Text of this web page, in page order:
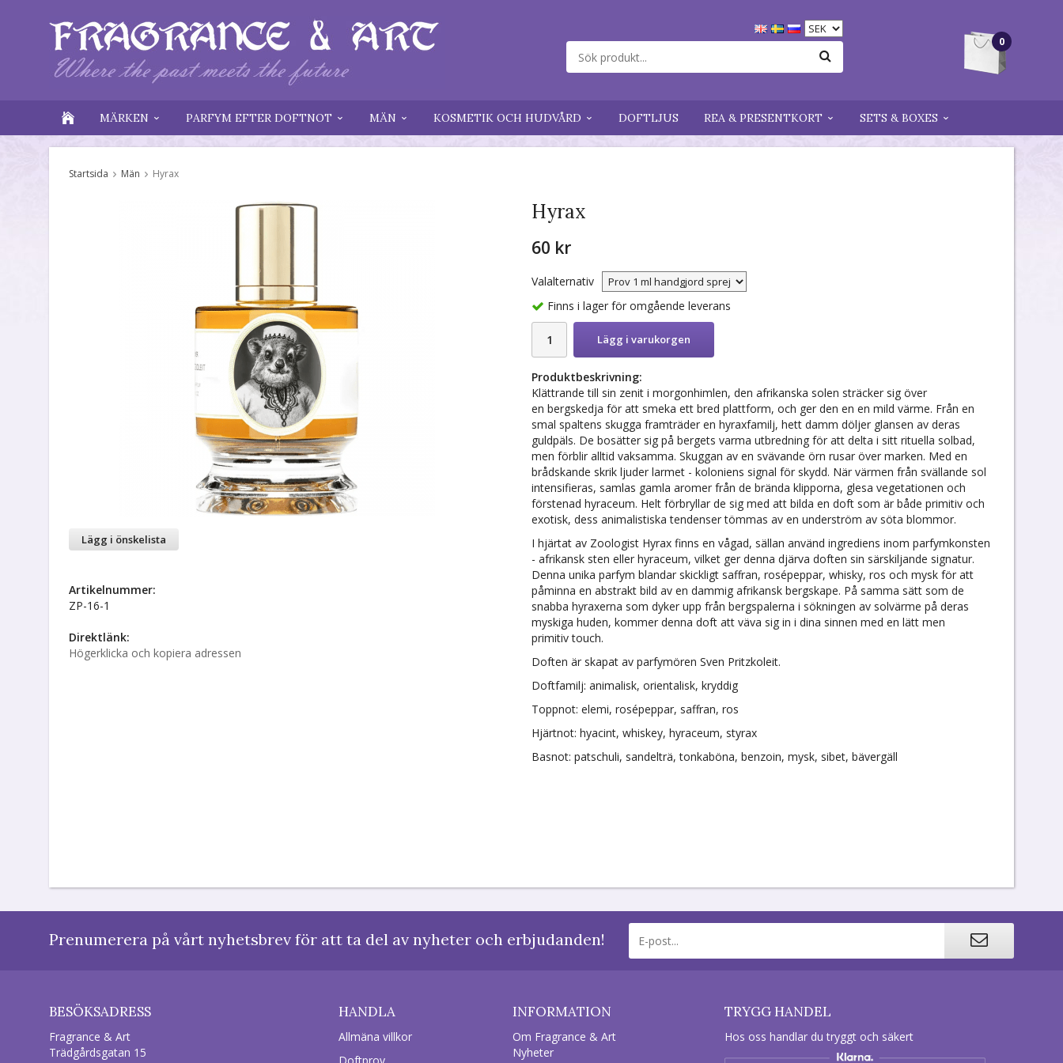
0
MÄRKEN PARFYM EFTER DOFTNOT MÄN KOSMETIK OCH HUDVÅRD DOFTLJUS REA & PRESENTKORT SETS & BOXES
Startsida Män Hyrax
Hyrax
60 kr
Valalternativ
Finns i lager för omgående leverans
Lägg i varukorgen
Produktbeskrivning:
Klättrande till sin zenit i morgonhimlen, den afrikanska solen sträcker sig över
en bergskedja för att smeka ett bred plattform, och ger den en en mild värme. Från en
smal spaltens skugga framträder en hyraxfamilj, hett damm döljer glansen av deras
guldpäls. De bosätter sig på bergets varma utbredning för att delta i sitt rituella solbad,
men förblir alltid vaksamma. Skuggan av en svävande örn rusar över marken. Med en
brådskande skrik ljuder larmet - koloniens signal för skydd. När värmen från svällande sol
intensifieras, samlas gamla aromer från de brända klipporna, glesa vegetationen och
förstenad hyraceum. Helt förbryllar de sig med att bilda en doft som är både primitiv och
exotisk, dess animalistiska tendenser tömmas av en underström av söta blommor.
I hjärtat av Zoologist Hyrax finns en vågad, sällan använd ingrediens inom parfymkonsten
- afrikansk sten eller hyraceum, vilket ger denna djärva doften sin särskiljande signatur.
Denna unika parfym blandar skickligt saffran, rosépeppar, whisky, ros och mysk för att
påminna en abstrakt bild av en dammig afrikansk bergskape. På samma sätt som de
snabba hyraxerna som dyker upp från bergspalerna i sökningen av solvärme på deras
myskiga huden, kommer denna doft att väva sig in i dina sinnen med en lätt men
primitiv touch.
Doften är skapat av parfymören Sven Pritzkoleit.
Doftfamilj: animalisk, orientalisk, kryddig
Toppnot: elemi, rosépeppar, saffran, ros
Hjärtnot: hyacint, whiskey, hyraceum, styrax
Basnot: patschuli, sandelträ, tonkaböna, benzoin, mysk, sibet, bävergäll
Lägg i önskelista
Artikelnummer:
ZP-16-1
Direktlänk:
Högerklicka och kopiera adressen
Prenumerera på vårt nyhetsbrev för att ta del av nyheter och erbjudanden!
BESÖKSADRESS
Fragrance & Art
Trädgårdsgatan 15
HANDLA
Allmäna villkor
INFORMATION
Om Fragrance & Art
Nyheter
TRYGG HANDEL
Hos oss handlar du tryggt och säkert